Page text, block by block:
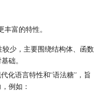
富的特性。
少，主要围绕结构体、函数
础。
化语言特性和“语法糖”，旨
例如：